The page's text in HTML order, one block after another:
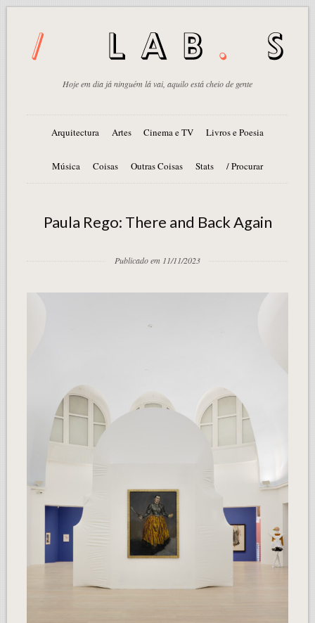
Hoje em dia já ninguém lá vai, aquilo está cheio de gente
Arquitectura Artes Cinema e TV Livros e Poesia
Música Coisas Outras Coisas Stats / Procurar
Paula Rego: There and Back Again
Publicado em 11/11/2023